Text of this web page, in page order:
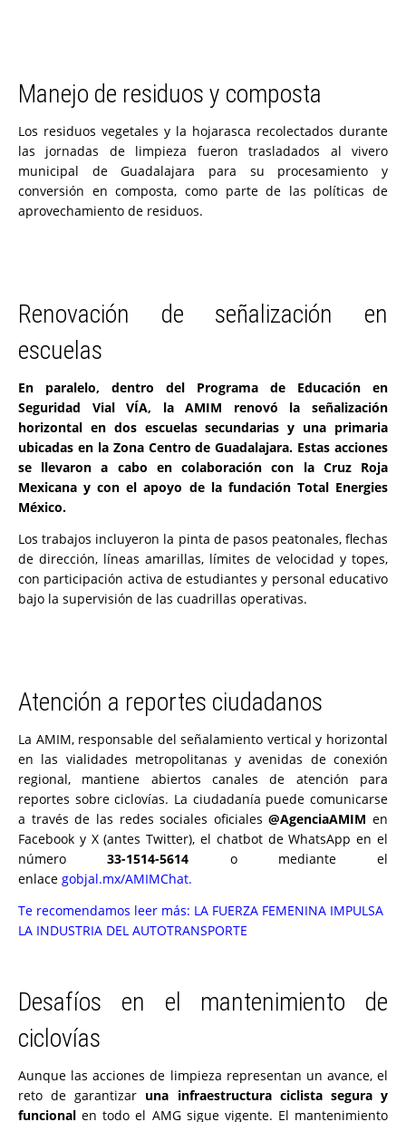
Manejo de residuos y composta
Los residuos vegetales y la hojarasca recolectados durante
las jornadas de limpieza fueron trasladados al vivero
municipal de Guadalajara para su procesamiento y
conversión en composta, como parte de las políticas de
aprovechamiento de residuos.
Renovación de señalización en
escuelas
En paralelo, dentro del Programa de Educación en
Seguridad Vial VÍA, la AMIM renovó la señalización
horizontal en dos escuelas secundarias y una primaria
ubicadas en la Zona Centro de Guadalajara. Estas acciones
se llevaron a cabo en colaboración con la Cruz Roja
Mexicana y con el apoyo de la fundación Total Energies
México.
Los trabajos incluyeron la pinta de pasos peatonales, flechas
de dirección, líneas amarillas, límites de velocidad y topes,
con participación activa de estudiantes y personal educativo
bajo la supervisión de las cuadrillas operativas.
Atención a reportes ciudadanos
La AMIM, responsable del señalamiento vertical y horizontal
en las vialidades metropolitanas y avenidas de conexión
regional, mantiene abiertos canales de atención para
reportes sobre ciclovías. La ciudadanía puede comunicarse
a través de las redes sociales oficiales@AgenciaAMIM en
Facebook y X (antes Twitter), el chatbot de WhatsApp en el
número33-1514-5614 o mediante el
enlace gobjal.mx/AMIMChat.
Te recomendamos leer más: LA FUERZA FEMENINA IMPULSA
LA INDUSTRIA DEL AUTOTRANSPORTE
Desafíos en el mantenimiento de
ciclovías
Aunque las acciones de limpieza representan un avance, el
reto de garantizar una infraestructura ciclista segura y
funcional en todo el AMG sigue vigente. El mantenimiento